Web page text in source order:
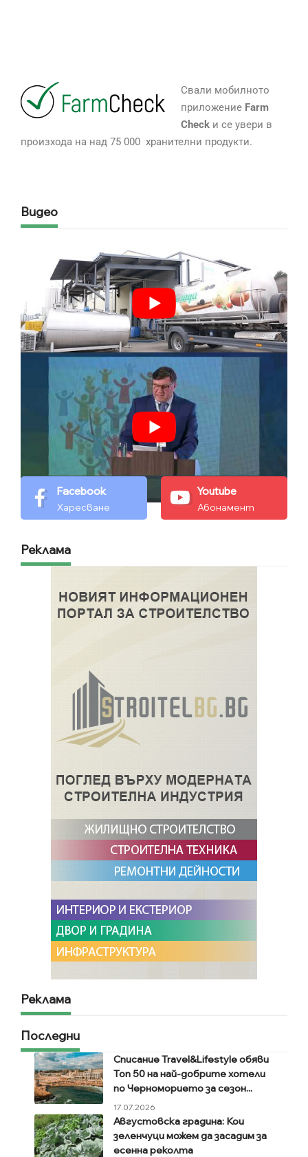
Свали мобилното
приложение Farm
Checkи се увери в
произхода на над 75 000 хранителни продукти.
Видео
Facebook
Харесване
Youtube
Абонамент
Реклама
Реклама
Последни
Списание Travel&Lifestyle обяви
Топ 50 на най-добрите хотели
по Черноморието за сезон...
17.07.2026
Августовска градина: Кои
зеленчуци можем да засадим за
есенна реколта